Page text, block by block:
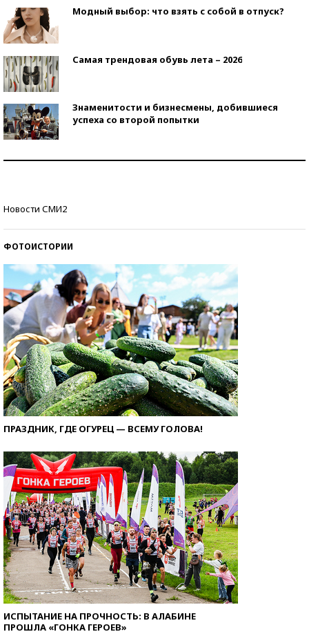
Модный выбор: что взять с собой в отпуск?
Самая трендовая обувь лета – 2026
Знаменитости и бизнесмены, добившиеся
успеха со второй попытки
Новости СМИ2
ФОТОИСТОРИИ
ПРАЗДНИК, ГДЕ ОГУРЕЦ — ВСЕМУ ГОЛОВА!
ИСПЫТАНИЕ НА ПРОЧНОСТЬ: В АЛАБИНЕ
ПРОШЛА «ГОНКА ГЕРОЕВ»